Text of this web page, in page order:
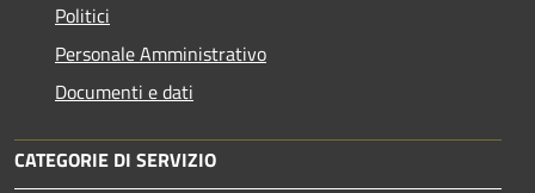
Politici
Personale Amministrativo
Documenti e dati
CATEGORIE DI SERVIZIO